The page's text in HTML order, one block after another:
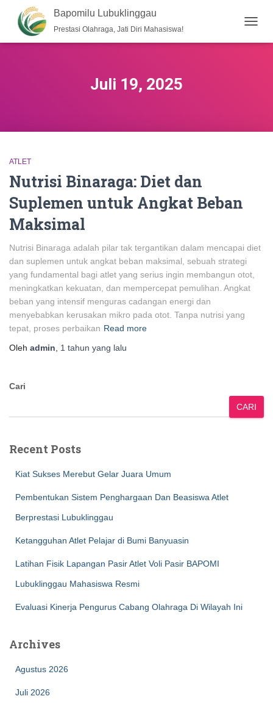
Bapomilu Lubuklinggau
Prestasi Olahraga, Jati Diri Mahasiswa!
Juli 19, 2025
ATLET
Nutrisi Binaraga: Diet dan
Suplemen untuk Angkat Beban
Maksimal
Nutrisi Binaraga adalah pilar tak tergantikan dalam mencapai diet
dan suplemen untuk angkat beban maksimal, sebuah strategi
yang fundamental bagi atlet yang serius ingin membangun otot,
meningkatkan kekuatan, dan mempercepat pemulihan. Angkat
beban yang intensif menguras cadangan energi dan
menyebabkan kerusakan mikro pada otot. Tanpa nutrisi yang
tepat, proses perbaikan Read more
Oleh admin 1 tahun yang lalu
Cari
CARI
Recent Posts
Kiat Sukses Merebut Gelar Juara Umum
Pembentukan Sistem Penghargaan Dan Beasiswa Atlet
Berprestasi Lubuklinggau
Ketangguhan Atlet Pelajar di Bumi Banyuasin
Latihan Fisik Lapangan Pasir Atlet Voli Pasir BAPOMI
Lubuklinggau Mahasiswa Resmi
Evaluasi Kinerja Pengurus Cabang Olahraga Di Wilayah Ini
Archives
Agustus 2026
Juli 2026